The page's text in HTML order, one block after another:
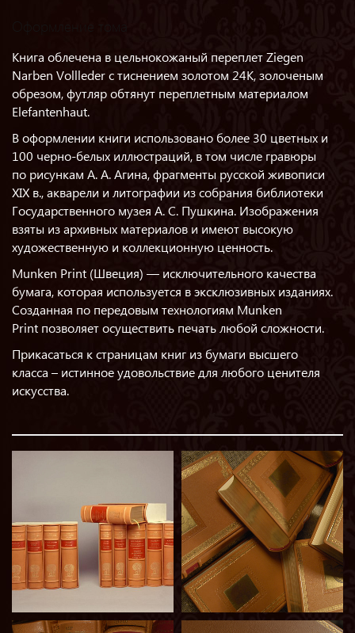
Книга облечена в цельнокожаный переплет Ziegen
Narben Vollleder с тиснением золотом 24К, золоченым
обрезом, футляр обтянут переплетным материалом
Elefantenhaut.
В оформлении книги использовано более 30 цветных и
100 черно-белых иллюстраций, в том числе гравюры
по рисункам А. А. Агина, фрагменты русской живописи
XIX в., акварели и литографии из собрания библиотеки
Государственного музея А. С. Пушкина. Изображения
взяты из архивных материалов и имеют высокую
художественную и коллекционную ценность.
Munken Print (Швеция) — исключительного качества
бумага, которая используется в эксклюзивных изданиях.
Созданная по передовым технологиям Munken
Print позволяет осуществить печать любой сложности.
Прикасаться к страницам книг из бумаги высшего
класса – истинное удовольствие для любого ценителя
искусства.